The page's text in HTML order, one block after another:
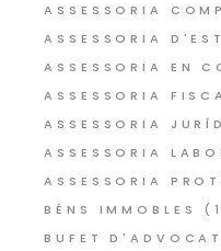
ASSESSORIA
ASSESSORIA
ASSESSORIA EN
ASSESSORIA
ASSESSORIA
ASSESSORIA
ASSESSORIA
BÉNS IMMOBLES
BUFET